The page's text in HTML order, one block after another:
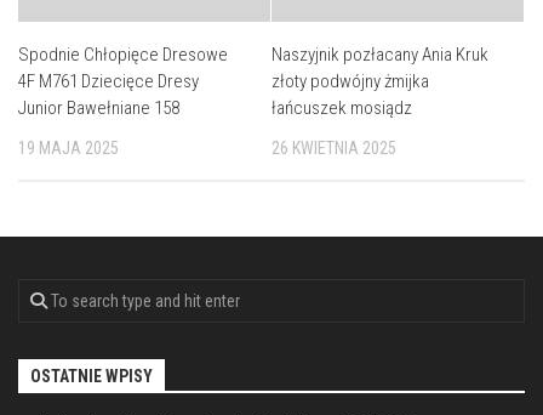
Spodnie Chłopięce Dresowe
4F M761 Dziecięce Dresy
Junior Bawełniane 158
19 MAJA 2025
Naszyjnik pozłacany Ania Kruk
złoty podwójny żmijka
łańcuszek mosiądz
26 KWIETNIA 2025
OSTATNIE WPISY